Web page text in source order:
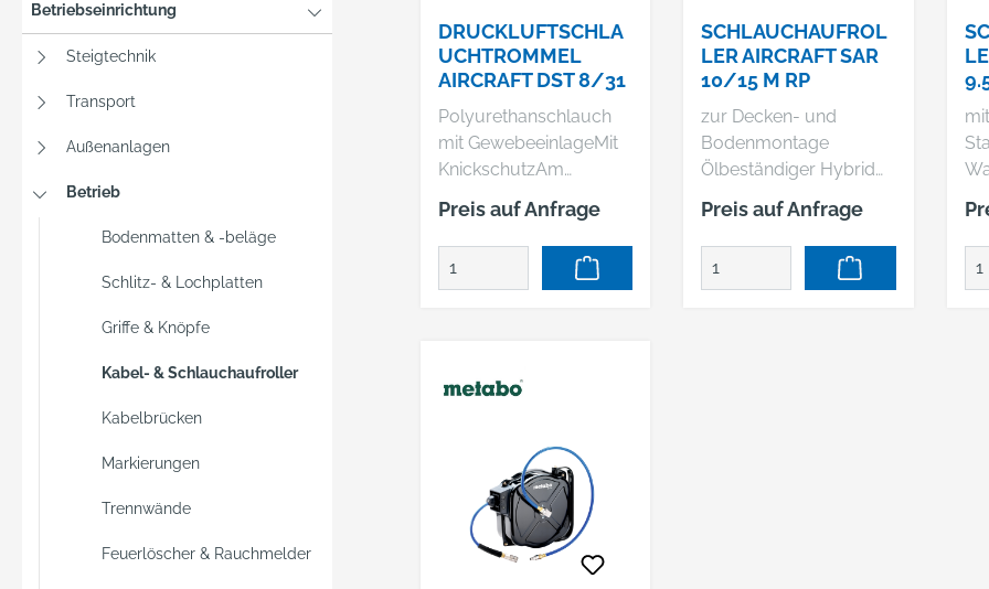
Betriebseinrichtung
Steigtechnik
Transport
Außenanlagen
Betrieb
Bodenmatten & -beläge
Schlitz- & Lochplatten
Griffe & Knöpfe
Kabel- & Schlauchaufroller
Kabelbrücken
Markierungen
Trennwände
Feuerlöscher & Rauchmelder
DRUCKLUFTSCHLA
UCHTROMMEL
AIRCRAFT DST 8/31
Polyurethanschlauch
mit GewebeeinlageMit
KnickschutzAm
Standfuß 360°
drehbarHochflexibel
und abriebfestMit
Qualitätsschnellkupplu
KupplungQualitäts-
Wandmontage
Preis auf Anfrage
SCHLAUCHAUFROL
LER AIRCRAFT SAR
10/15 M RP
zur Decken- und
Bodenmontage
Ölbeständiger Hybrid
Polymer Schlauch mit
GewebeeinlageStabiles
Gehäuse aus MetallFür
Decken- und
Preis auf Anfrage